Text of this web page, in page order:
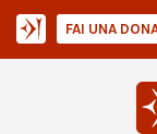
FAI UNA